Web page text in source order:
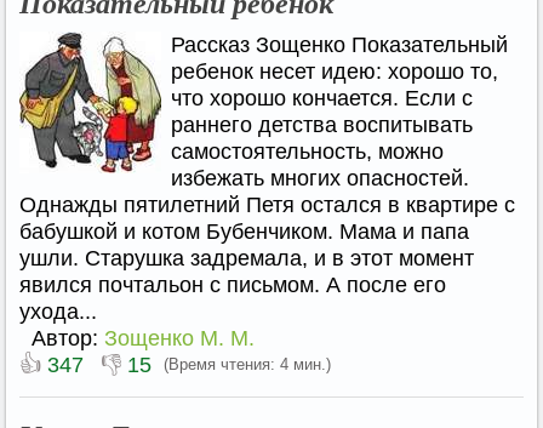
Рассказ Зощенко Показательный
ребенок несет идею: хорошо то,
что хорошо кончается. Если с
раннего детства воспитывать
самостоятельность, можно
избежать многих опасностей.
Однажды пятилетний Петя остался в квартире с
бабушкой и котом Бубенчиком. Мама и папа
ушли. Старушка задремала, и в этот момент
явился почтальон с письмом. А после его
ухода...
Автор: Зощенко М. М.
👍 347 👎 15 (Время чтения: 4 мин.)